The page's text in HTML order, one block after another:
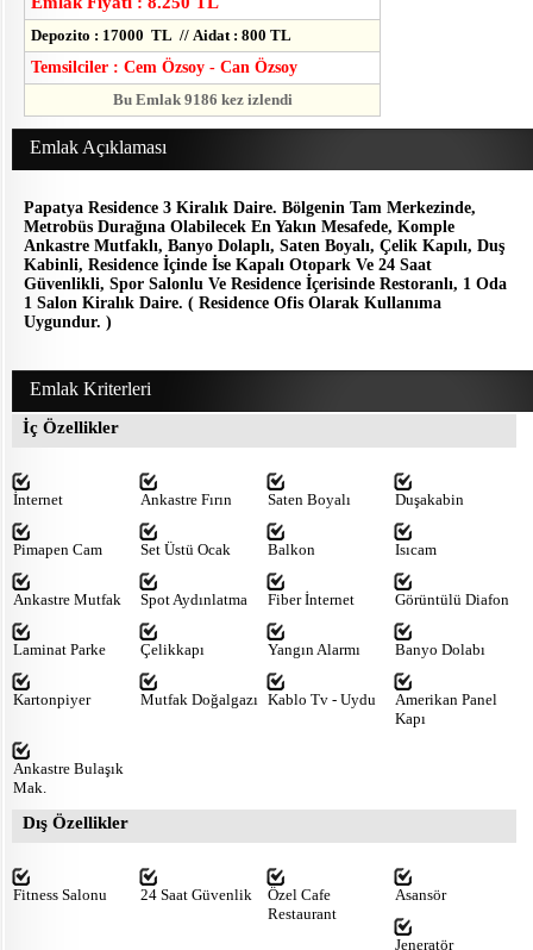
Depozito : 17000 TL // Aidat : 800 TL
Temsilciler : Cem Özsoy - Can Özsoy
Bu Emlak 9186 kez izlendi
Emlak Açıklaması
Papatya Residence 3 Kiralık Daire. Bölgenin Tam Merkezinde,
Metrobüs Durağına Olabilecek En Yakın Mesafede, Komple
Ankastre Mutfaklı, Banyo Dolaplı, Saten Boyalı, Çelik Kapılı, Duş
Kabinli, Residence İçinde İse Kapalı Otopark Ve 24 Saat
Güvenlikli, Spor Salonlu Ve Residence İçerisinde Restoranlı, 1 Oda
1 Salon Kiralık Daire. ( Residence Ofis Olarak Kullanıma
Uygundur. )
Emlak Kriterleri
İç Özellikler
İnternet Ankastre Fırın Saten Boyalı Duşakabin
Pimapen Cam Set Üstü Ocak Balkon Isıcam
Ankastre Mutfak Spot Aydınlatma Fiber İnternet Görüntülü Diafon
Laminat Parke Çelikkapı Yangın Alarmı Banyo Dolabı
Kartonpiyer Mutfak Doğalgazı Kablo Tv - Uydu
Amerikan Panel
Kapı
Ankastre Bulaşık
Mak.
Dış Özellikler
Fitness Salonu 24 Saat Güvenlik
Özel Cafe
Restaurant
Asansör
Jeneratör